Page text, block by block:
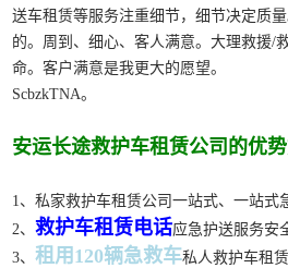
送车租赁等服务注重细节，细节决定质
的。周到、细心、客人满意。大理救援/
命。客户满意是我更大的愿望。
ScbzkTNA。
安运长途救护车租赁公司的优势
1、私家救护车租赁公司一站式、一站式
2、救护车租赁电话应急护送服务安
3、租用120辆急救车私人救护车租